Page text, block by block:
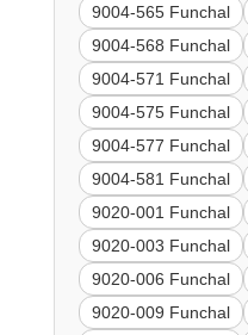
9004-565 Funchal
9004-568 Funchal
9004-571 Funchal
9004-575 Funchal
9004-577 Funchal
9004-581 Funchal
9020-001 Funchal
9020-003 Funchal
9020-006 Funchal
9020-009 Funchal